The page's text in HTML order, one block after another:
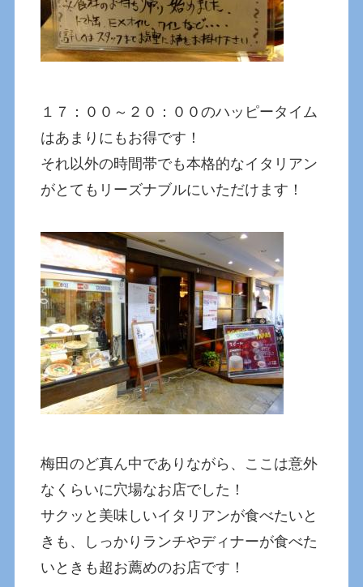
１７：００～２０：００のハッピータイム
はあまりにもお得です！
それ以外の時間帯でも本格的なイタリアン
がとてもリーズナブルにいただけます！
梅田のど真ん中でありながら、ここは意外
なくらいに穴場なお店でした！
サクッと美味しいイタリアンが食べたいと
きも、しっかりランチやディナーが食べた
いときも超お薦めのお店です！